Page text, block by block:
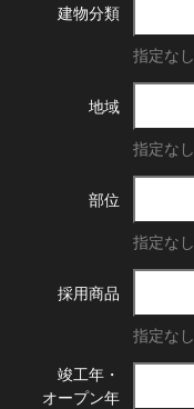
建物分類
指定なし
地域
指定なし
部位
指定なし
採用商品
指定なし
竣工年・
オープン年